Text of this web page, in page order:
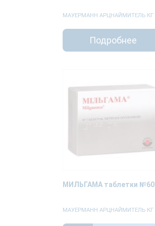
МАУЕРМАНН АРЦНАЙМИТЕЛЬ КГ
Подробнее
МИЛЬГАМА таблетки №60
МАУЕРМАНН АРЦНАЙМИТЕЛЬ КГ